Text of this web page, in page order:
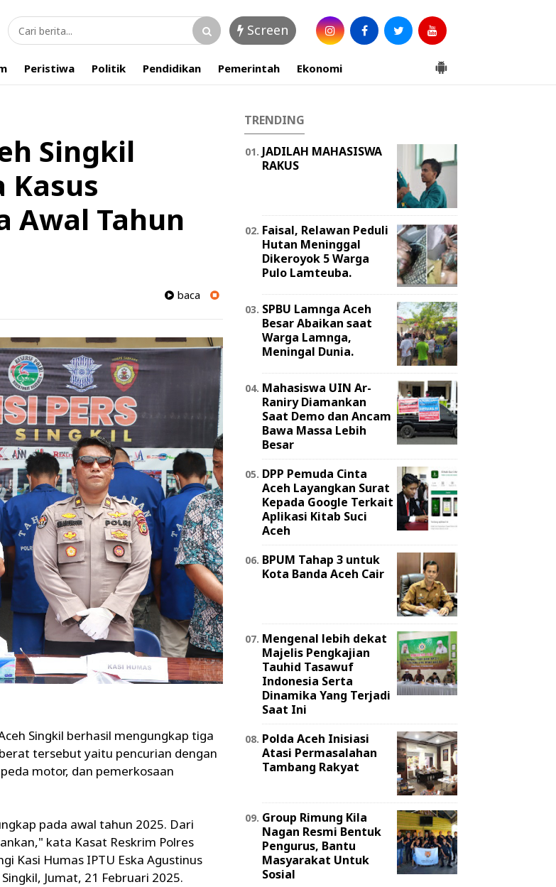
Screen
Peristiwa Politik Pendidikan Pemerintah Ekonomi
Singkil
Kasus
Awal Tahun
baca
Singkil berhasil mengungkap tiga
tersebut yaitu pencurian dengan
motor, dan pemerkosaan
pada awal tahun 2025. Dari
kata Kasat Reskrim Polres
Kasi Humas IPTU Eska Agustinus
Jumat, 21 Februari 2025.
TRENDING
JADILAH MAHASISWA
RAKUS
Faisal, Relawan Peduli
Hutan Meninggal
Dikeroyok 5 Warga
Pulo Lamteuba.
SPBU Lamnga Aceh
Besar Abaikan saat
Warga Lamnga,
Meningal Dunia.
Mahasiswa UIN Ar-
Raniry Diamankan
Saat Demo dan Ancam
Bawa Massa Lebih
Besar
DPP Pemuda Cinta
Aceh Layangkan Surat
Kepada Google Terkait
Aplikasi Kitab Suci
Aceh
BPUM Tahap 3 untuk
Kota Banda Aceh Cair
Mengenal lebih dekat
Majelis Pengkajian
Tauhid Tasawuf
Indonesia Serta
Dinamika Yang Terjadi
Saat Ini
Polda Aceh Inisiasi
Atasi Permasalahan
Tambang Rakyat
Group Rimung Kila
Nagan Resmi Bentuk
Pengurus, Bantu
Masyarakat Untuk
Sosial